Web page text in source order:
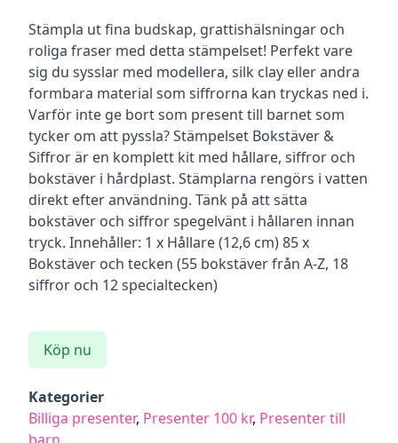
Beskrivning
Stämpla ut fina budskap, grattishälsningar och
roliga fraser med detta stämpelset! Perfekt vare
sig du sysslar med modellera, silk clay eller andra
formbara material som siffrorna kan tryckas ned i.
Varför inte ge bort som present till barnet som
tycker om att pyssla? Stämpelset Bokstäver &
Siffror är en komplett kit med hållare, siffror och
bokstäver i hårdplast. Stämplarna rengörs i vatten
direkt efter användning. Tänk på att sätta
bokstäver och siffror spegelvänt i hållaren innan
tryck. Innehåller: 1 x Hållare (12,6 cm) 85 x
Bokstäver och tecken (55 bokstäver från A-Z, 18
siffror och 12 specialtecken)
Köp nu
Kategorier
Billiga presenter, Presenter 100 kr, Presenter till